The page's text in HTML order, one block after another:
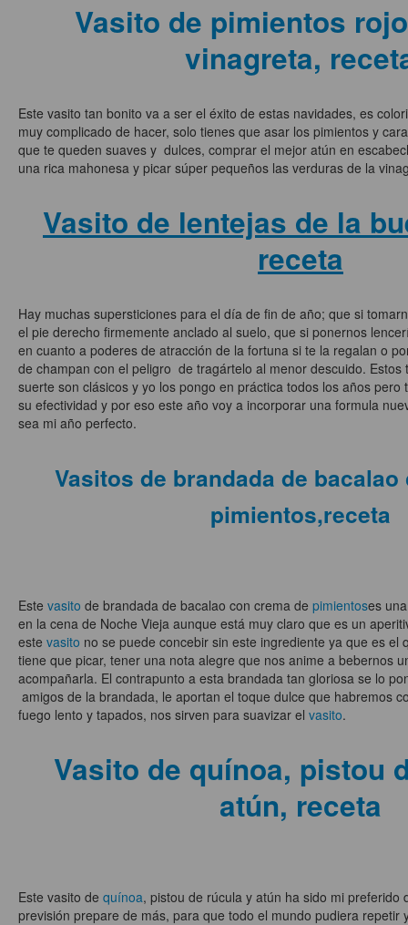
Vasito de pimientos
vinagreta,
Este vasito tan bonito va a ser el éxito de estas navidades, es
muy complicado de hacer, solo tienes que asar los pimientos y
que te queden suaves y dulces, comprar el mejor atún en
una rica mahonesa y picar súper pequeños las verduras de la
Vasito de lentejas de la
receta
Hay muchas supersticiones para el día de fin de año; que si
el pie derecho firmemente anclado al suelo, que si ponernos
en cuanto a poderes de atracción de la fortuna si te la regalan o
de champan con el peligro de tragártelo al menor descuido. Estos
suerte son clásicos y yo los pongo en práctica todos los años
su efectividad y por eso este año voy a incorporar una formula
sea mi año perfecto.
Vasitos de brandada de
pimientos,receta
Este vasito de brandada de bacalao con crema de pimientoses
en la cena de Noche Vieja aunque está muy claro que es un
este vasito no se puede concebir sin este ingrediente ya que es el
tiene que picar, tener una nota alegre que nos anime a bebernos
acompañarla. El contrapunto a esta brandada tan gloriosa se lo
amigos de la brandada, le aportan el toque dulce que habremos
fuego lento y tapados, nos sirven para suavizar el vasito.
Vasito de quínoa, pistou
atún, receta
Este vasito de quínoa, pistou de rúcula y atún ha sido mi preferido
previsión prepare de más, para que todo el mundo pudiera repetir